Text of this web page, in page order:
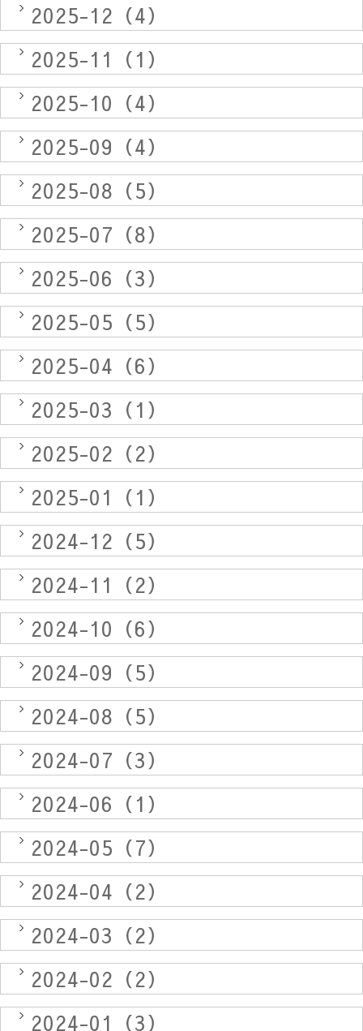
2025-12（4）
2025-11（1）
2025-10（4）
2025-09（4）
2025-08（5）
2025-07（8）
2025-06（3）
2025-05（5）
2025-04（6）
2025-03（1）
2025-02（2）
2025-01（1）
2024-12（5）
2024-11（2）
2024-10（6）
2024-09（5）
2024-08（5）
2024-07（3）
2024-06（1）
2024-05（7）
2024-04（2）
2024-03（2）
2024-02（2）
2024-01（3）